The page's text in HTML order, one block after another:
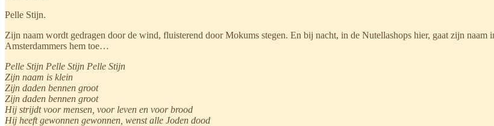
Pelle Stijn.
Zijn naam wordt gedragen door de wind, fluisterend door Mokums stegen. En bij nacht, in de Nutellashops hier, gaat zijn
Amsterdammers hem toe…
Pelle Stijn Pelle Stijn Pelle Stijn
Zijn naam is klein
Zijn daden bennen groot
Zijn daden bennen groot
Hij strijdt voor mensen, voor leven en voor brood
Hij heeft gewonnen gewonnen, wenst alle Joden dood